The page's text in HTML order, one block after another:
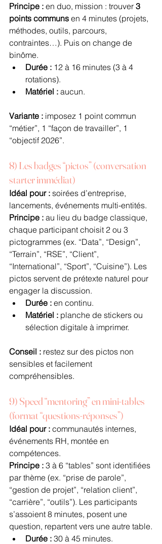
Principe : en duo, mission : trouver 3
points communs en 4 minutes (projets,
méthodes, outils, parcours,
contraintes…). Puis on change de
binôme.
Durée : 12 à 16 minutes (3 à 4
rotations).
Matériel : aucun.
Variante : imposez 1 point commun
“métier”, 1 “façon de travailler”, 1
“objectif 2026”.
8) Les badges “pictos” (conversation
starter immédiat)
Idéal pour : soirées d’entreprise,
lancements, événements multi-entités.
Principe : au lieu du badge classique,
chaque participant choisit 2 ou 3
pictogrammes (ex. “Data”, “Design”,
“Terrain”, “RSE”, “Client”,
“International”, “Sport”, “Cuisine”). Les
pictos servent de prétexte naturel pour
engager la discussion.
Durée : en continu.
Matériel : planche de stickers ou
sélection digitale à imprimer.
Conseil : restez sur des pictos non
sensibles et facilement
compréhensibles.
9) Speed “mentoring” en mini-tables
(format “questions-réponses”)
Idéal pour : communautés internes,
événements RH, montée en
compétences.
Principe : 3 à 6 “tables” sont identifiées
par thème (ex. “prise de parole”,
“gestion de projet”, “relation client”,
“carrière”, “outils”). Les participants
s’assoient 8 minutes, posent une
question, repartent vers une autre table.
Durée : 30 à 45 minutes.